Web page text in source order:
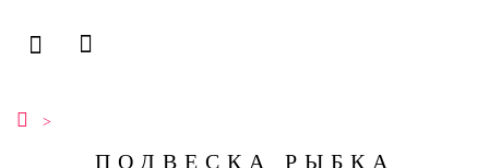
ПОДВЕСКА РЫБКА